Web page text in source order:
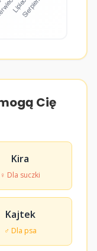
Cię
Kira
♀ Dla suczki
Kajtek
♂ Dla psa